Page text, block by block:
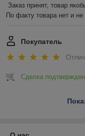
Заказ принят, товар
По факту товара нет и
Покупатель
Сделка